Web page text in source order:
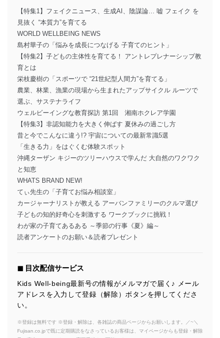
【特集1】フェイクニュース、生成AI、陰謀論… 嘘 フェイク を
見抜く “本質力”を育てる
WORLD WELLBEING NEWS
島村華子の「悩みを成長につなげる 子育てのヒント」
【特集2】子どもの主体性を育てる！ アントレプレナーシップ教
育とは
栄枝慶樹の「スポーツで “21世紀型人間力”を育てる」
農業、林業、漁業の現場から生まれたアップサイクル ルーツで
選ぶ、サステナライフ
ウェルビーイングな教育探訪 第1回 湘南ホクレア学園
【特集3】非認知能力を大きく伸ばす 夏休みの過ごし方
昔と今でこんなに違う!? 宇宙についての最新常識5選
「生きる力」をはぐくむ体験スポット
沖縄ターザン キジーのツリーハウスで学んだ 大自然のワクワク
と知恵
WHATS BRAND NEW!
てぃ先生の「子育てお悩み相談室」
カージャーナリストが教える アーバンファミリーのクルマ選び
子どもの知的好奇心を刺激する ワークブックに挑戦！
わが家の子育てあるある ～季節の行事《夏》編～
読者アンケートのお願い＆読者プレゼント
◼︎ 目次配信サービス
Kids Well-being最新号の情報がメルマガで届く♪ メール
アドレスを入力して登録（解除）ボタンを押してくださ
い。
※登録は無料です ※登録・解除は、各雑誌の商品ページからお願いします。／~＼
Fujisan.co.jpで既に定期購読をなさっているお客様は、マイページからも登録・解除